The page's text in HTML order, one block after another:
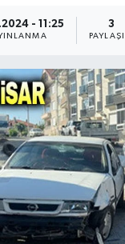
- 11:25 3